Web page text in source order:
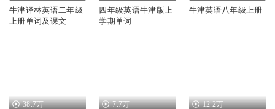
牛津译林英语二年级
上册单词及课文
四年级英语牛津版上
学期单词
牛津英语八年级上册
38.7万 7.7万 12.2万